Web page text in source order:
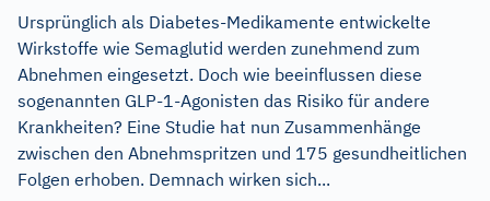
Ursprünglich als Diabetes-Medikamente entwickelte
Wirkstoffe wie Semaglutid werden zunehmend zum
Abnehmen eingesetzt. Doch wie beeinflussen diese
sogenannten GLP-1-Agonisten das Risiko für andere
Krankheiten? Eine Studie hat nun Zusammenhänge
zwischen den Abnehmspritzen und 175 gesundheitlichen
Folgen erhoben. Demnach wirken sich...